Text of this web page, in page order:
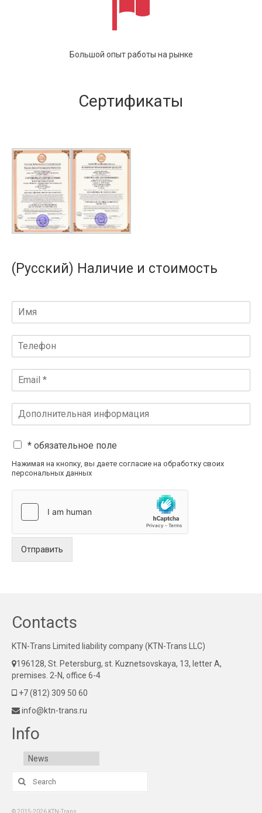
Большой опыт работы на рынке
Сертификаты
(Русский) Наличие и стоимость
* обязательное поле
Нажимая на кнопку, вы даете согласие на обработку своих
персональных данных
Отправить
Contacts
KTN-Trans Limited liability company (KTN-Trans LLC)
196128, St. Petersburg, st. Kuznetsovskaya, 13, letter A,
premises. 2-N, office 6-4
+7 (812) 309 50 60
info@ktn-trans.ru
Info
News
Search
for:
© 2015-2026 KTN-Trans